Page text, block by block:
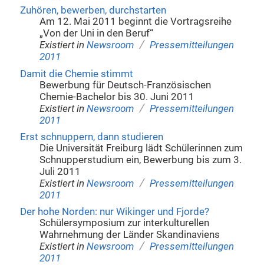
Zuhören, bewerben, durchstarten
Am 12. Mai 2011 beginnt die Vortragsreihe
„Von der Uni in den Beruf“
Existiert in Newsroom / Pressemitteilungen
2011
Damit die Chemie stimmt
Bewerbung für Deutsch-Französischen
Chemie-Bachelor bis 30. Juni 2011
Existiert in Newsroom / Pressemitteilungen
2011
Erst schnuppern, dann studieren
Die Universität Freiburg lädt Schülerinnen zum
Schnupperstudium ein, Bewerbung bis zum 3.
Juli 2011
Existiert in Newsroom / Pressemitteilungen
2011
Der hohe Norden: nur Wikinger und Fjorde?
Schülersymposium zur interkulturellen
Wahrnehmung der Länder Skandinaviens
Existiert in Newsroom / Pressemitteilungen
2011